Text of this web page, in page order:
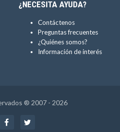
¿NECESITA AYUDA?
Contáctenos
Preguntas frecuentes
¿Quiénes somos?
Información de interés
® 2007 - 2026
Facebook